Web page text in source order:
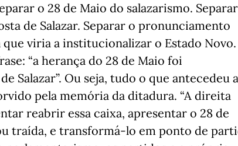
o 28 de Maio do salazarismo. Separar
de Salazar. Separar o pronunciamento
viria a institucionalizar o Estado Novo.
“a herança do 28 de Maio foi
Salazar”. Ou seja, tudo o que antecedeu a
pela memória da ditadura. “A direita
reabrir essa caixa, apresentar o 28 de
traída, e transformá-lo em ponto de